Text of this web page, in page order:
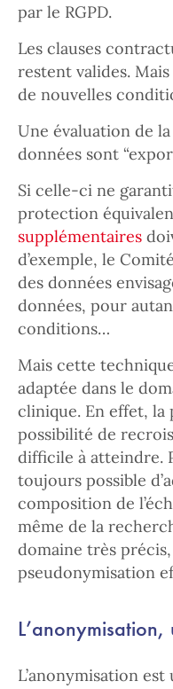
par le RGPD.
Les clauses
restent valides.
de nouvelles
Une évaluation de
données sont
Si celle-ci ne
protection
supplémentaires
d’exemple, le
des données
données, pour
conditions…
Mais cette
adaptée dans le
clinique. En effet, la
possibilité de
difficile à atteindre.
toujours possible
composition de
même de la
domaine très
pseudonymisation
L’anonymisation